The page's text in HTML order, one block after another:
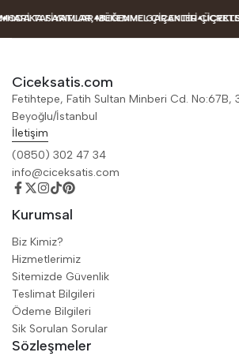
FIYATLAR, MÜKEMMEL ÇIÇEKLER ÜCRETSIZ
TASARIMLAR BEĞENME GARANTILI ÇIÇEKLER
Ciceksatis.com
Fetihtepe, Fatih Sultan Minberi Cd. No:67B,
Beyoğlu/İstanbul
İletişim
(0850) 302 47 34
info@ciceksatis.com
Kurumsal
Biz Kimiz?
Hizmetlerimiz
Sitemizde Güvenlik
Teslimat Bilgileri
Ödeme Bilgileri
Sik Sorulan Sorular
Sözleşmeler